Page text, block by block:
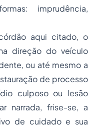
imprudência,
aqui citado, o
direção do veículo
ou até mesmo a
de processo
culposo ou lesão
narrada, frise-se, a
de cuidado e sua